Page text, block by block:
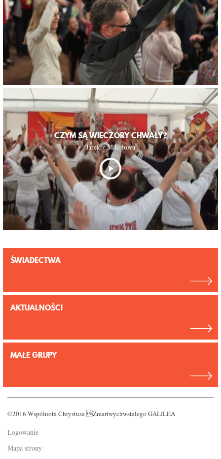
CZYM SĄ WIECZORY CHWAŁY?
Jarek z Mikołowa
ŚWIADECTWA
AKTUALNOŚCI
MAŁE GRUPY
©2016 Wspólnota Chrystusa Zmartwychwstałego GALILEA
Logowanie
Mapa strony